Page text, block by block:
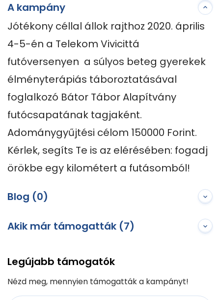
A kampány
Jótékony céllal állok rajthoz 2020. április
4-5-én a Telekom Vivicittá
futóversenyen  a súlyos beteg gyerekek
élményterápiás táboroztatásával
foglalkozó Bátor Tábor Alapítvány
futócsapatának tagjaként.
Adománygyűjtési célom 150000 Forint.
Kérlek, segíts Te is az elérésében: fogadj
örökbe egy kilométert a futásomból!
Blog (0)
Akik már támogatták (7)
Legújabb támogatók
Nézd meg, mennyien támogatták a kampányt!